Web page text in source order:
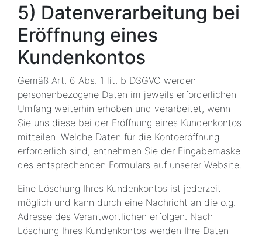
5) Datenverarbeitung bei
Eröffnung eines
Kundenkontos
Gemäß Art. 6 Abs. 1 lit. b DSGVO werden
personenbezogene Daten im jeweils erforderlichen
Umfang weiterhin erhoben und verarbeitet, wenn
Sie uns diese bei der Eröffnung eines Kundenkontos
mitteilen. Welche Daten für die Kontoeröffnung
erforderlich sind, entnehmen Sie der Eingabemaske
des entsprechenden Formulars auf unserer Website.
Eine Löschung Ihres Kundenkontos ist jederzeit
möglich und kann durch eine Nachricht an die o.g.
Adresse des Verantwortlichen erfolgen. Nach
Löschung Ihres Kundenkontos werden Ihre Daten